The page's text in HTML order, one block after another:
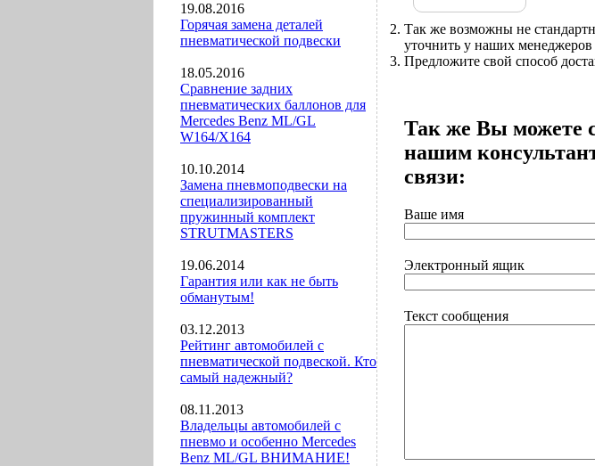
19.08.2016
Горячая замена деталей
пневматической подвески
18.05.2016
Сравнение задних
пневматических баллонов для
Mercedes Benz ML/GL
W164/X164
10.10.2014
Замена пневмоподвески на
специализированный
пружинный комплект
STRUTMASTERS
19.06.2014
Гарантия или как не быть
обманутым!
03.12.2013
Рейтинг автомобилей с
пневматической подвеской. Кто
самый надежный?
08.11.2013
Владельцы автомобилей с
пневмо и особенно Mercedes
Benz ML/GL ВНИМАНИЕ!
Так же возможны не
уточнить у наших менеджеров
Предложите свой способ
Так же Вы можете
нашим
связи:
Ваше имя
Электронный ящик
Текст сообщения